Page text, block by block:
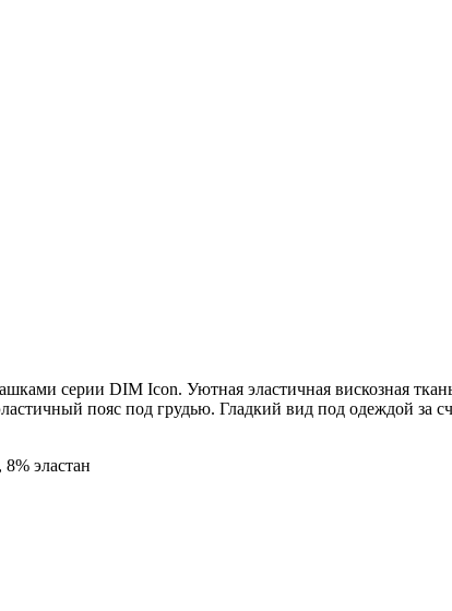
серии DIM Icon. Уютная эластичная вискозная
пояс под грудью. Гладкий вид под одеждой за
эластан